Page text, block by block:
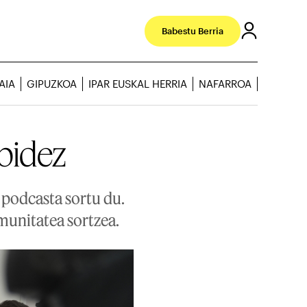
Babestu Berria
GIPUZKOA IPAR EUSKAL HERRIA NAFARROA
sortu du.
sortzea.